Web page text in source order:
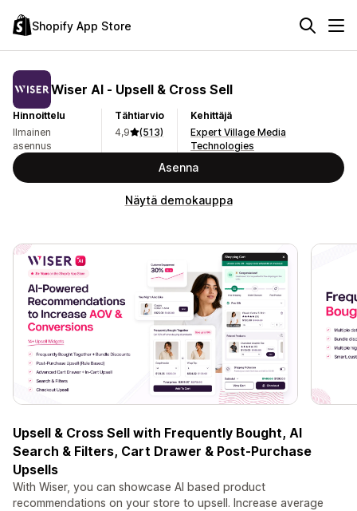
Shopify App Store
Wiser AI ‑ Upsell & Cross Sell
Hinnoittelu
Ilmainen
asennus
Tähtiarvio
4,9
(513)
Kehittäjä
Expert Village Media
Technologies
Asenna
Näytä demokauppa
Upsell & Cross Sell with Frequently Bought, AI
Search & Filters, Cart Drawer & Post-Purchase
Upsells
With Wiser, you can showcase AI based product
recommendations on your store to upsell. Increase average